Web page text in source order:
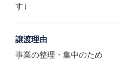
す）
譲渡理由
事業の整理・集中のため